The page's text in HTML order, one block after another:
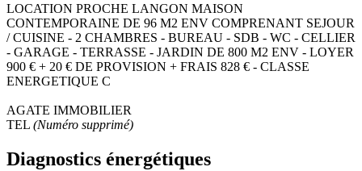
LOCATION PROCHE LANGON MAISON
CONTEMPORAINE DE 96 M2 ENV COMPRENANT SEJOUR
/ CUISINE - 2 CHAMBRES - BUREAU - SDB - WC - CELLIER
- GARAGE - TERRASSE - JARDIN DE 800 M2 ENV - LOYER
900 € + 20 € DE PROVISION + FRAIS 828 € - CLASSE
ENERGETIQUE C
AGATE IMMOBILIER
TEL (Numéro supprimé)
Diagnostics énergétiques